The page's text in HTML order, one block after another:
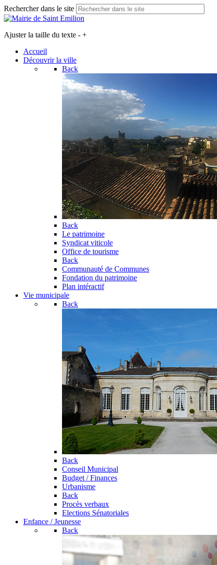
Rechercher dans le site
Ajuster la taille du texte - +
Accueil
Découvrir la ville
Back
Back
Le patrimoine
Syndicat viticole
Office de tourisme
Back
Communauté de Communes
Fondation du patrimoine
Plan intéractif
Vie municipale
Back
Back
Conseil Municipal
Budget / Finances
Urbanisme
Back
Procès verbaux
Elections Sénatoriales
Enfance / Jeunesse
Back